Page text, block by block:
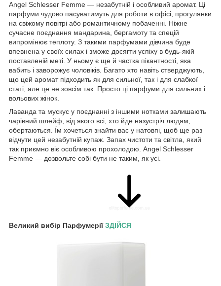
Angel Schlesser Femme — незабутній і особливий аромат. Ці
парфуми чудово пасуватимуть для роботи в офісі, прогулянки
на свіжому повітрі або романтичному побаченні. Ніжне
сучасне поєднання мандарина, бергамоту та спецій
випромінює теплоту. З такими парфумами дівчина буде
впевнена у своїх силах і зможе досягти успіху в будь-якій
поставленій меті. У ньому є ще й частка пікантності, яка
вабить і заворожує чоловіків. Багато хто навіть стверджують,
що цей аромат підходить як для сильної, так і для слабкої
статі, але це не зовсім так. Просто ці парфуми для сильних і
вольових жінок.
Лаванда та мускус у поєднанні з іншими нотками залишають
чарівний шлейф, від якого всі, хто йде назустріч людям,
обертаються. Їм хочеться знайти вас у натовпі, щоб ще раз
відчути цей незабутній купаж. Запах чистоти та світла, який
так приємно віє особливою прохолодою. Angel Schlesser
Femme — дозвольте собі бути не таким, як усі.
Великий вибір ПарфумеріїЗДІЙСЯ